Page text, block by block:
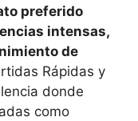
preferido
intensas,
de
Rápidas y
donde
como